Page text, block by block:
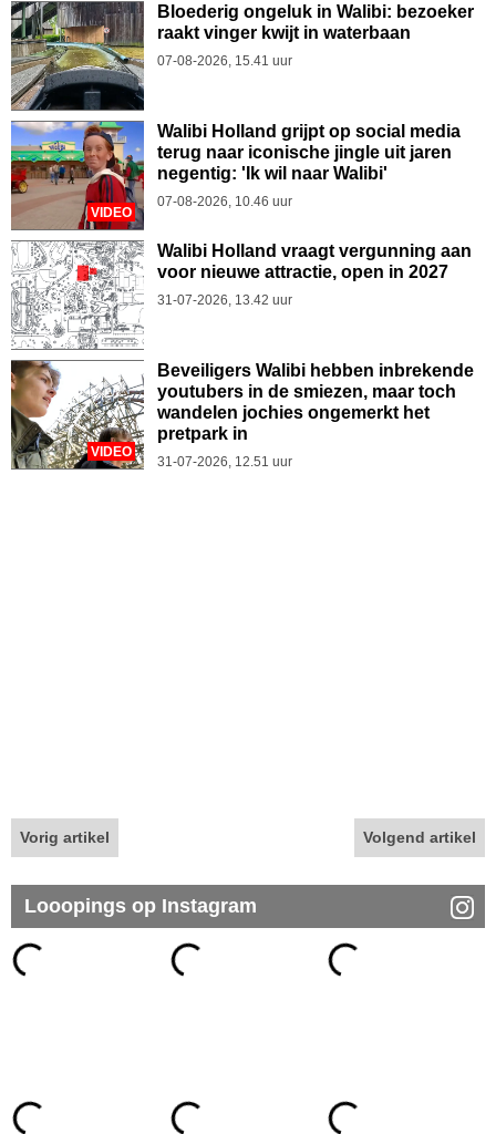
Bloederig ongeluk in Walibi: bezoeker
raakt vinger kwijt in waterbaan
07-08-2026, 15.41 uur
VIDEO
Walibi Holland grijpt op social media
terug naar iconische jingle uit jaren
negentig: 'Ik wil naar Walibi'
07-08-2026, 10.46 uur
Walibi Holland vraagt vergunning aan
voor nieuwe attractie, open in 2027
31-07-2026, 13.42 uur
VIDEO
Beveiligers Walibi hebben inbrekende
youtubers in de smiezen, maar toch
wandelen jochies ongemerkt het
pretpark in
31-07-2026, 12.51 uur
Vorig artikel Volgend artikel
Looopings op Instagram